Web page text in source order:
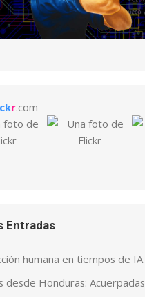
r.com
Entradas
humana en tiempos de IA
desde Honduras: Acuerpadas